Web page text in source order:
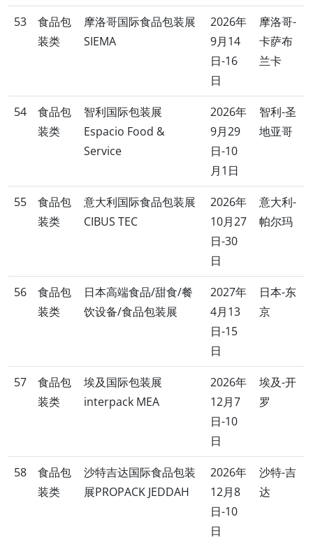
53
食品包
装类
摩洛哥国际食品包装展
SIEMA
2026年
9月14
日-16
日
摩洛哥-
卡萨布
兰卡
54
食品包
装类
智利国际包装展
Espacio Food &
Service
2026年
9月29
日-10
月1日
智利-圣
地亚哥
55
食品包
装类
意大利国际食品包装展
CIBUS TEC
2026年
10月27
日-30
日
意大利-
帕尔玛
56
食品包
装类
日本高端食品/甜食/餐
饮设备/食品包装展
2027年
4月13
日-15
日
日本-东
京
57
食品包
装类
埃及国际包装展
interpack MEA
2026年
12月7
日-10
日
埃及-开
罗
58
食品包
装类
沙特吉达国际食品包装
展PROPACK JEDDAH
2026年
12月8
日-10
日
沙特-吉
达